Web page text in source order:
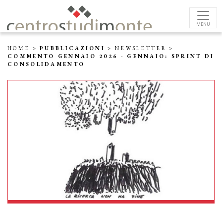
MENU
HOME >PUBBLICAZIONI >NEWSLETTER >
COMMENTO GENNAIO 2026 - GENNAIO: SPRINT DI
CONSOLIDAMENTO